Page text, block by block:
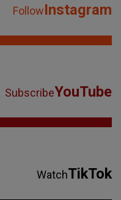
FollowInstagram
SubscribeYouTube
WatchTikTok